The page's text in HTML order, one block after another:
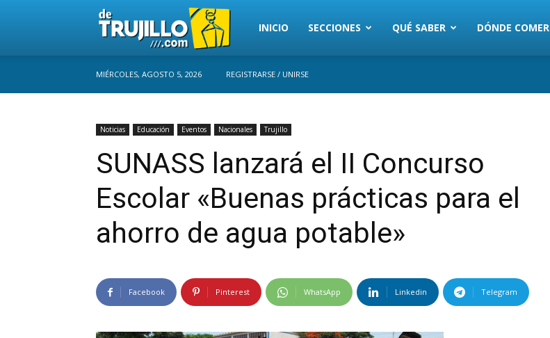
Trujillo
INICIO SECCIONES QUÉ SABER DÓNDE COMER
MIÉRCOLES, AGOSTO 5, 2026 REGISTRARSE / UNIRSE
Noticias Educación Eventos Nacionales Trujillo
SUNASS lanzará el II Concurso
Escolar «Buenas prácticas para el
ahorro de agua potable»
Facebook Pinterest WhatsApp Linkedin Telegram